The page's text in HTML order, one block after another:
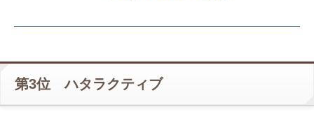
第3位 ハタラクティブ